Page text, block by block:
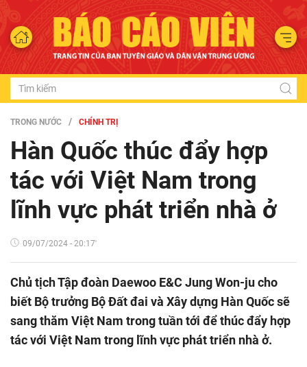
TRONG NƯỚC CHÍNH TRỊ
Hàn Quốc thúc đẩy hợp
tác với Việt Nam trong
lĩnh vực phát triển nhà ở
09/07/2024 - 20:17'
Chủ tịch Tập đoàn Daewoo E&C Jung Won-ju cho
biết Bộ trưởng Bộ Đất đai và Xây dựng Hàn Quốc sẽ
sang thăm Việt Nam trong tuần tới để thúc đẩy hợp
tác với Việt Nam trong lĩnh vực phát triển nhà ở.